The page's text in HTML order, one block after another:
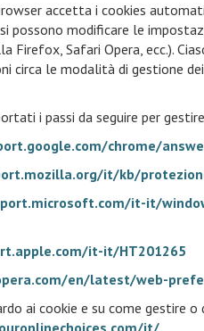
accetta i cookies
possono modificare le
Firefox, Safari Opera, ecc.).
circa le modalità di gestione
i passi da seguire per
chrome/
it/kb/
it-it/
it-it/HT201265
en/latest/web-
ai cookie e su come
it/